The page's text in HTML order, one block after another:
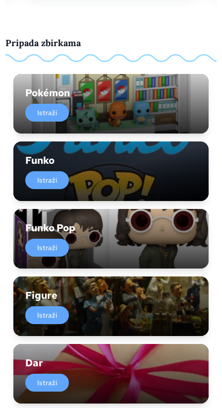
Pripada zbirkama
Pokémon
Istraži
Funko
Istraži
Funko Pop
Istraži
Figure
Istraži
Dar
Istraži